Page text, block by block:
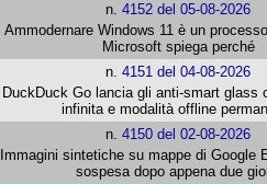
n.4152 del 05-08-2026
Ammodernare Windows 11 è un
Microsoft spiega perché
n.4151 del 04-08-2026
DuckDuck Go lancia gli anti-smart glass
infinita e modalità offline
n.4150 del 02-08-2026
Immagini sintetiche su mappe di Google
sospesa dopo appena due